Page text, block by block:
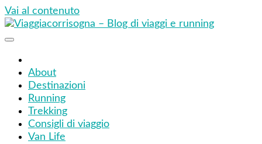
Vai al contenuto
About
Destinazioni
Running
Trekking
Consigli di viaggio
Van Life